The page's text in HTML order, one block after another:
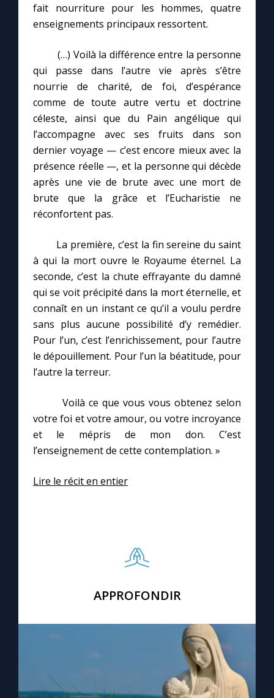
fait nourriture pour les hommes, quatre
enseignements principaux ressortent.
(…) Voilà la différence entre la personne
qui passe dans l’autre vie après s’être
nourrie de charité, de foi, d’espérance
comme de toute autre vertu et doctrine
céleste, ainsi que du Pain angélique qui
l’accompagne avec ses fruits dans son
dernier voyage — c’est encore mieux avec la
présence réelle —, et la personne qui décède
après une vie de brute avec une mort de
brute que la grâce et l’Eucharistie ne
réconfortent pas.
La première, c’est la fin sereine du saint
à qui la mort ouvre le Royaume éternel. La
seconde, c’est la chute effrayante du damné
qui se voit précipité dans la mort éternelle, et
connaît en un instant ce qu’il a voulu perdre
sans plus aucune possibilité d’y remédier.
Pour l’un, c’est l’enrichissement, pour l’autre
le dépouillement. Pour l’un la béatitude, pour
l’autre la terreur.
Voilà ce que vous vous obtenez selon
votre foi et votre amour, ou votre incroyance
et le mépris de mon don. C’est
l’enseignement de cette contemplation. »
Lire le récit en entier
APPROFONDIR